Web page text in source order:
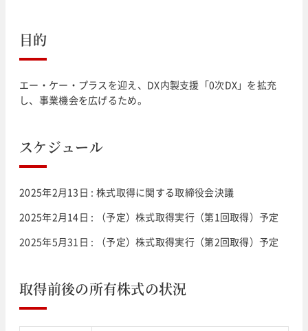
目的
エー・ケー・プラスを迎え、DX内製支援「0次DX」を拡充
し、事業機会を広げるため。
スケジュール
2025年2月13日 : 株式取得に関する取締役会決議
2025年2月14日 : （予定）株式取得実行（第1回取得）予定
2025年5月31日 : （予定）株式取得実行（第2回取得）予定
取得前後の所有株式の状況